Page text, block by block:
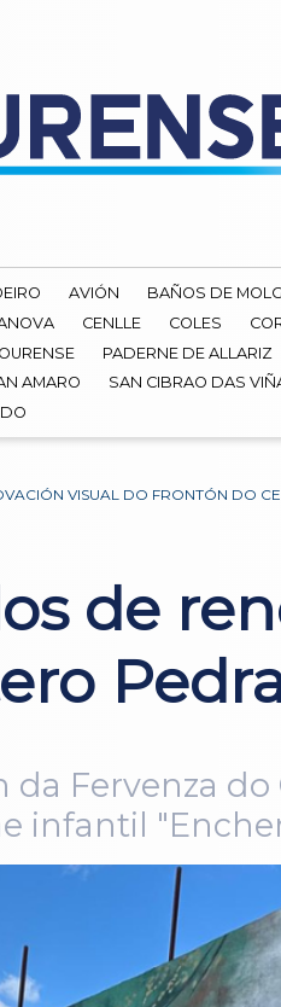
AVIÓN BAÑOS DE
CENLLE COLES
OURENSE PADERNE DE ALLARIZ
AMARO SAN CIBRAO DAS
VISUAL DO FRONTÓN DO
de
Fervenza
infantil